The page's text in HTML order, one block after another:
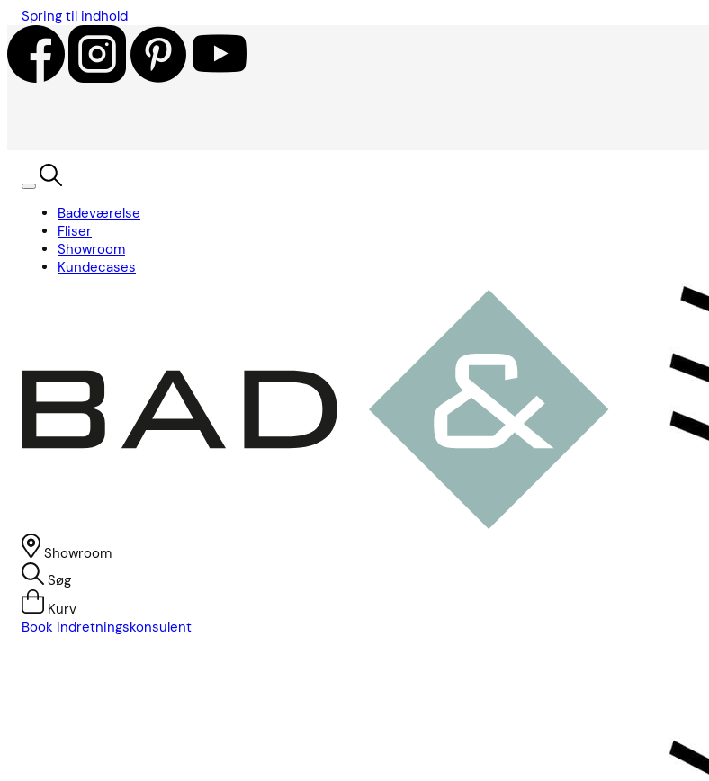
Spring til indhold
Badeværelse
Fliser
Showroom
Kundecases
Showroom
Søg
Kurv
Book indretningskonsulent